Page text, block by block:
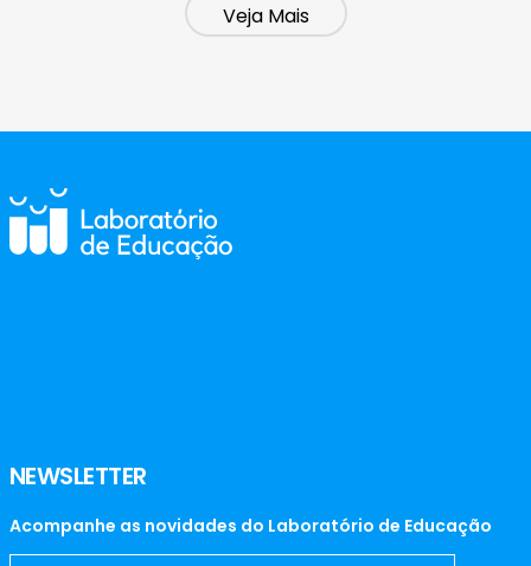
Veja Mais
NEWSLETTER
Acompanhe as novidades do Laboratório de Educação